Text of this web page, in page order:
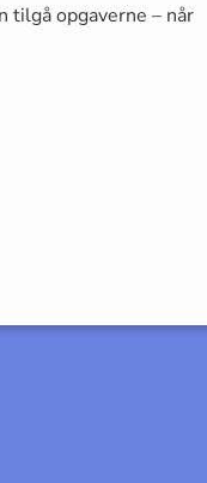
tilgå opgaverne – når